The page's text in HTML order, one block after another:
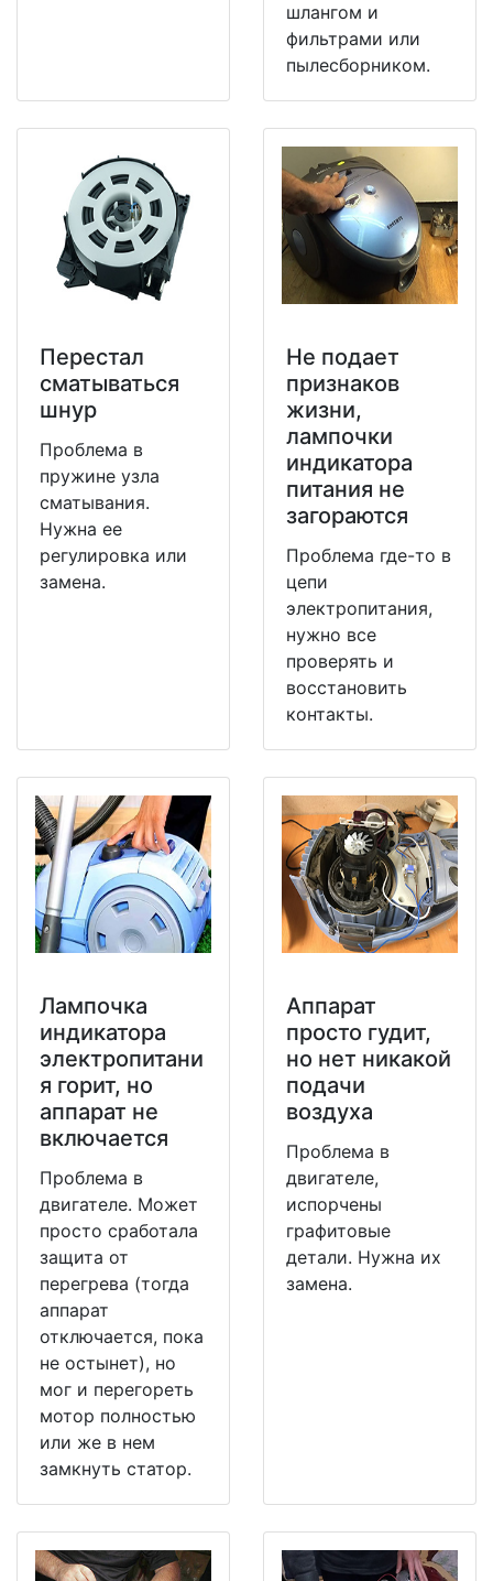
шлангом и
фильтрами или
пылесборником.
Перестал
сматываться
шнур
Проблема в
пружине узла
сматывания.
Нужна ее
регулировка или
замена.
Не подает
признаков
жизни,
лампочки
индикатора
питания не
загораются
Проблема где-то в
цепи
электропитания,
нужно все
проверять и
восстановить
контакты.
Лампочка
индикатора
электропитани
я горит, но
аппарат не
включается
Проблема в
двигателе. Может
просто сработала
защита от
перегрева (тогда
аппарат
отключается, пока
не остынет), но
мог и перегореть
мотор полностью
или же в нем
замкнуть статор.
Аппарат
просто гудит,
но нет никакой
подачи
воздуха
Проблема в
двигателе,
испорчены
графитовые
детали. Нужна их
замена.